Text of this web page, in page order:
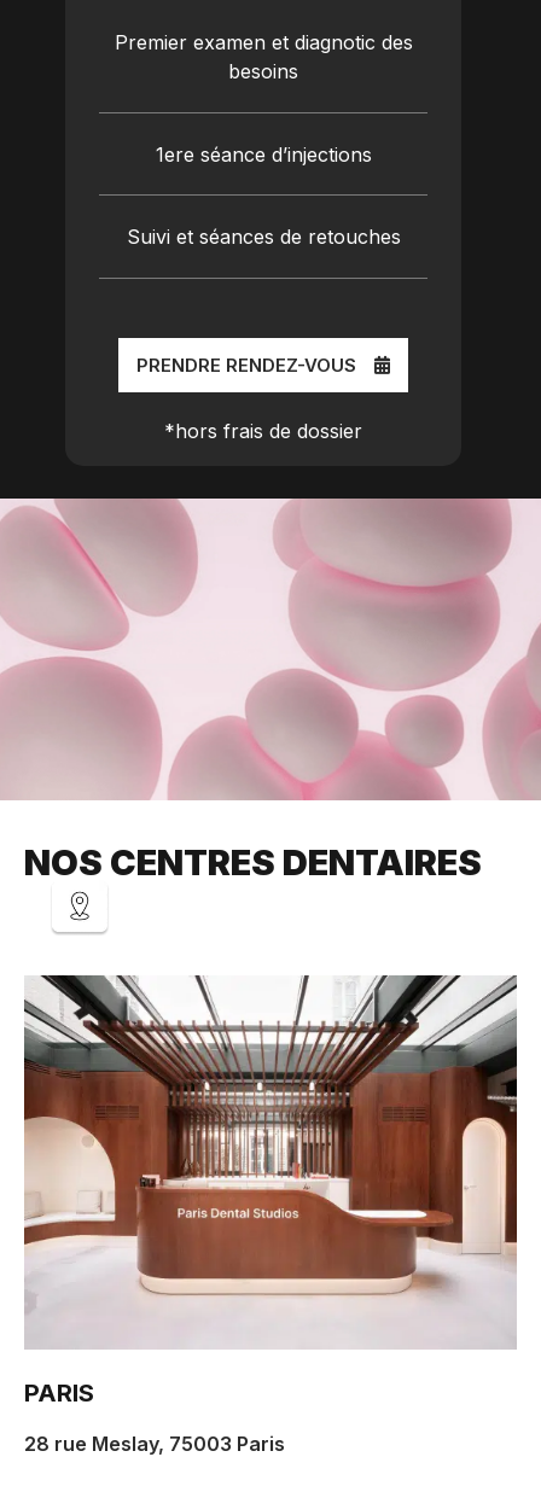
Premier examen et diagnotic des
besoins
1ere séance d’injections
Suivi et séances de retouches
PRENDRE RENDEZ-VOUS
*hors frais de dossier
NOS CENTRES DENTAIRES
PARIS
28 rue Meslay, 75003 Paris